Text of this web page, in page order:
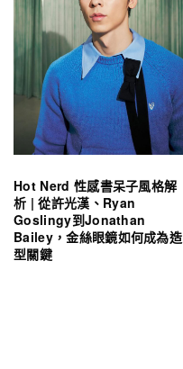
Hot Nerd 性感書呆子風格解
析 | 從許光漢、Ryan
Goslingy到Jonathan
Bailey，金絲眼鏡如何成為造
型關鍵